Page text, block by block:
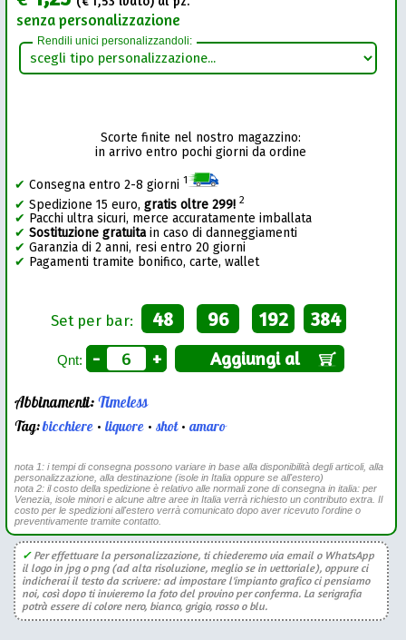
senza personalizzazione
Rendili unici personalizzandoli:
Scorte finite nel nostro magazzino:
in arrivo entro pochi giorni da ordine
✔ Consegna entro 2-8 giorni 1
✔ Spedizione 15 euro,gratis oltre 299! 2
✔ Pacchi ultra sicuri, merce accuratamente imballata
✔ Sostituzione gratuitain caso di danneggiamenti
✔ Garanzia di 2 anni, resi entro 20 giorni
✔ Pagamenti tramite bonifico, carte, wallet
Set per bar: 48 96 192 384
Qnt: - + Aggiungi al
Abbinamenti:Timeless
Tag:bicchiere •liquore •shot•amaro
nota 1: i tempi di consegna possono variare in base alla disponibilità degli articoli, alla
personalizzazione, alla destinazione (isole in Italia oppure se all'estero)
nota 2: il costo della spedizione è relativo alle normali zone di consegna in italia: per
Venezia, isole minori e alcune altre aree in Italia verrà richiesto un contributo extra. Il
costo per le spedizioni all'estero verrà comunicato dopo aver ricevuto l'ordine o
preventivamente tramite contatto.
✓Per effettuare la personalizzazione, ti chiederemo via email o WhatsApp
il logo in jpg o png (ad alta risoluzione, meglio se in vettoriale), oppure ci
indicherai il testo da scrivere: ad impostare l'impianto grafico ci pensiamo
noi, così dopo ti invieremo la foto del provino per conferma. La serigrafia
potrà essere di colore nero, bianco, grigio, rosso o blu.